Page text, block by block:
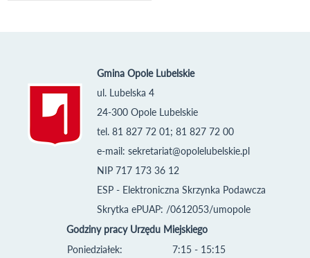
Gmina Opole Lubelskie
ul. Lubelska 4
24-300 Opole Lubelskie
tel. 81 827 72 01; 81 827 72 00
e-mail: sekretariat@opolelubelskie.pl
NIP 717 173 36 12
ESP - Elektroniczna Skrzynka Podawcza
Skrytka ePUAP: /0612053/umopole
Godziny pracy Urzędu Miejskiego
Poniedziałek:
7:15 - 15:15